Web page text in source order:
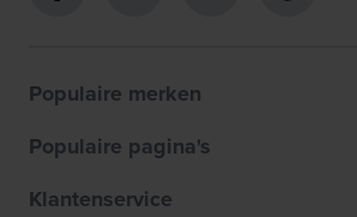
Populaire merken
Populaire pagina's
Klantenservice